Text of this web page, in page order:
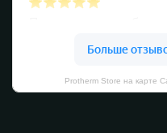
Protherm Store на карте